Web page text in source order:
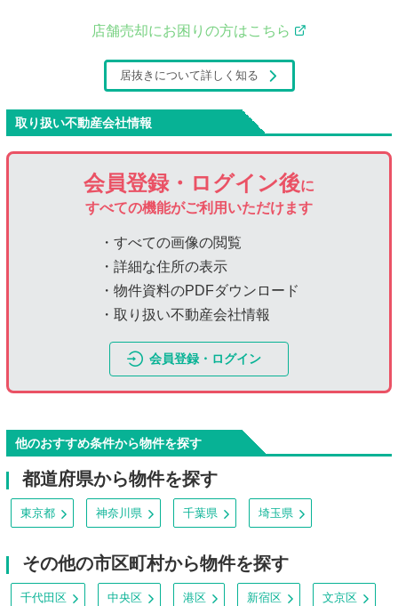
店舗売却にお困りの方はこちら
居抜きについて詳しく知る
取り扱い不動産会社情報
会員登録・ログイン後に
すべての機能がご利用いただけます
・すべての画像の閲覧
・詳細な住所の表示
・物件資料のPDFダウンロード
・取り扱い不動産会社情報
会員登録・ログイン
他のおすすめ条件から物件を探す
都道府県から物件を探す
東京都 神奈川県 千葉県 埼玉県
その他の市区町村から物件を探す
千代田区 中央区 港区 新宿区 文京区